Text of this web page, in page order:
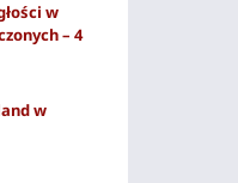
w
– 4
w